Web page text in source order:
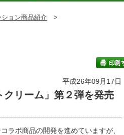
ョン商品紹介 >
平成26年09月17日
リーム」第２弾を発売
ラボ商品の開発を進めていますが、